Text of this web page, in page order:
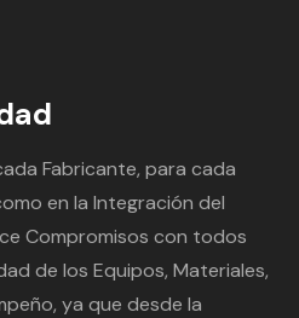
Fabricante, para cada
en la Integración del
Compromisos con todos
de los Equipos, Materiales,
ya que desde la